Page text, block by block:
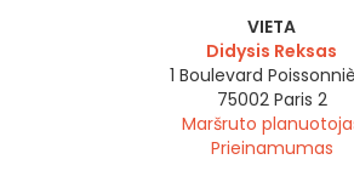
VIETA
Didysis Reksas
1 Boulevard
75002 Paris 2
Maršruto
Prieinamumas